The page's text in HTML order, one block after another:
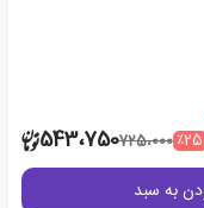
٪25725،000543،750
به سبد